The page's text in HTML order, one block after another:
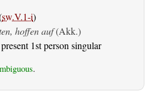
sw.V.1-i)
hoffen auf(Akk.)
1st person singular
.